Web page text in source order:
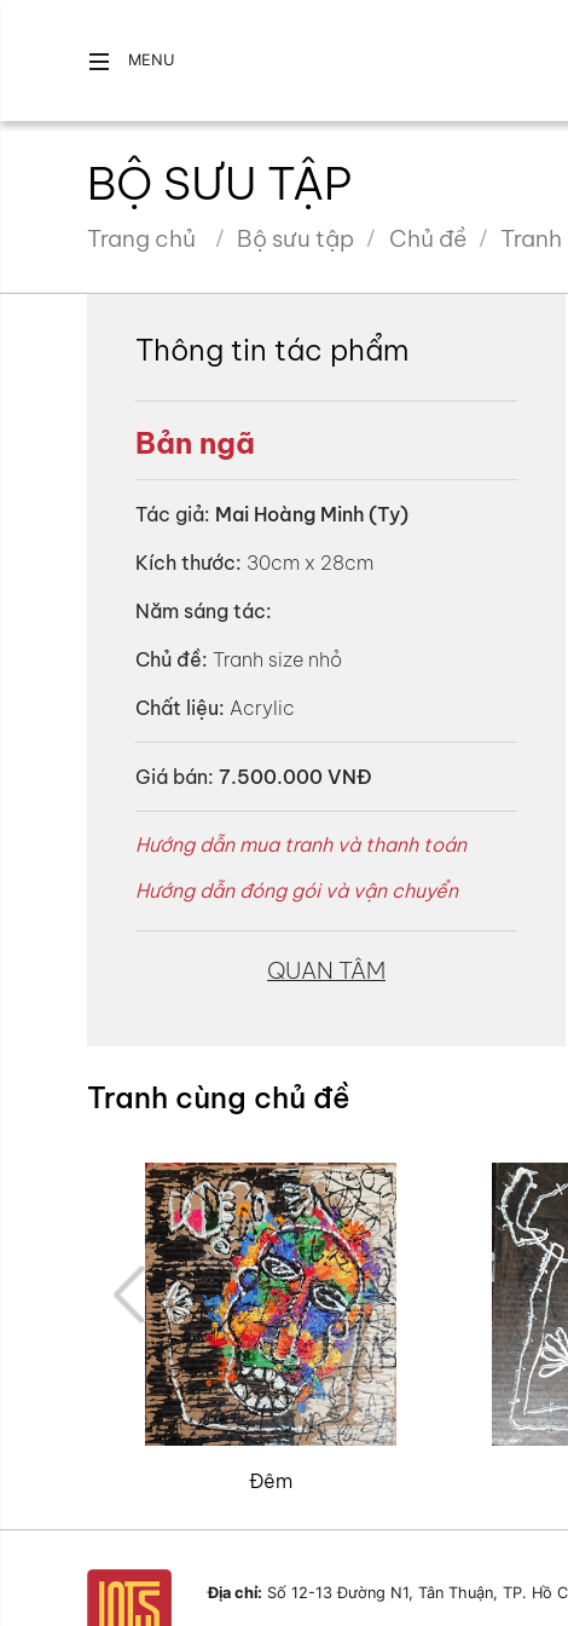
MENU
BỘ SƯU TẬP
Trang chủ Bộ sưu tập Chủ đề Tranh
Thông tin tác phẩm
Bản ngã
Tác giả: Mai Hoàng Minh (Ty)
Kích thước: 30cm x 28cm
Năm sáng tác:
Chủ đề: Tranh size nhỏ
Chất liệu: Acrylic
Giá bán: 7.500.000 VNĐ
Hướng dẫn mua tranh và thanh toán
Hướng dẫn đóng gói và vận chuyển
QUAN TÂM
Tranh cùng chủ đề
Đêm
Địa chỉ: Số 12-13 Đường N1, Tân Thuận, TP. Hồ